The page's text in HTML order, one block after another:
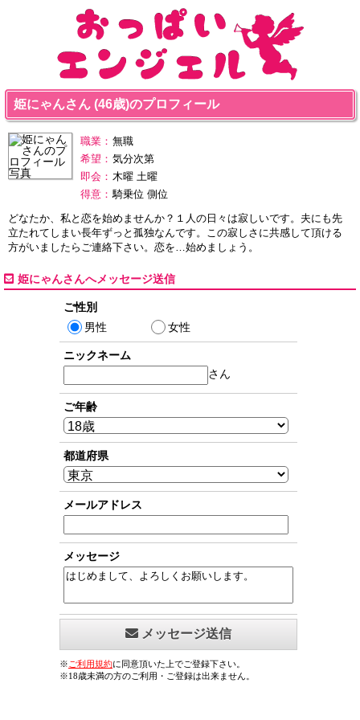
姫にゃんさん (46歳)のプロフィール
職業： 無職
希望： 気分次第
即会： 木曜 土曜
得意： 騎乗位 側位
どなたか、私と恋を始めませんか？１人の日々は寂しいです。夫にも先
立たれてしまい長年ずっと孤独なんです。この寂しさに共感して頂ける
方がいましたらご連絡下さい。恋を…始めましょう。
姫にゃんさんへメッセージ送信